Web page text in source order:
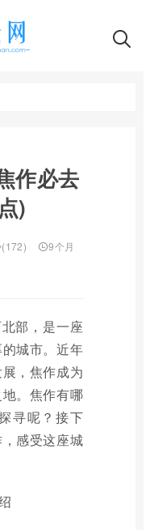
作必去
)
(172)
9个月
部，是一座
城市。近年
，焦作成为
。焦作有哪
寻呢？接下
感受这座城